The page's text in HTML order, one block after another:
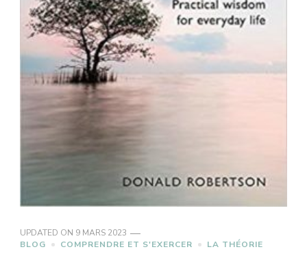
UPDATED ON 9 MARS 2023
BLOG
COMPRENDRE ET S'EXERCER LA THÉORIE